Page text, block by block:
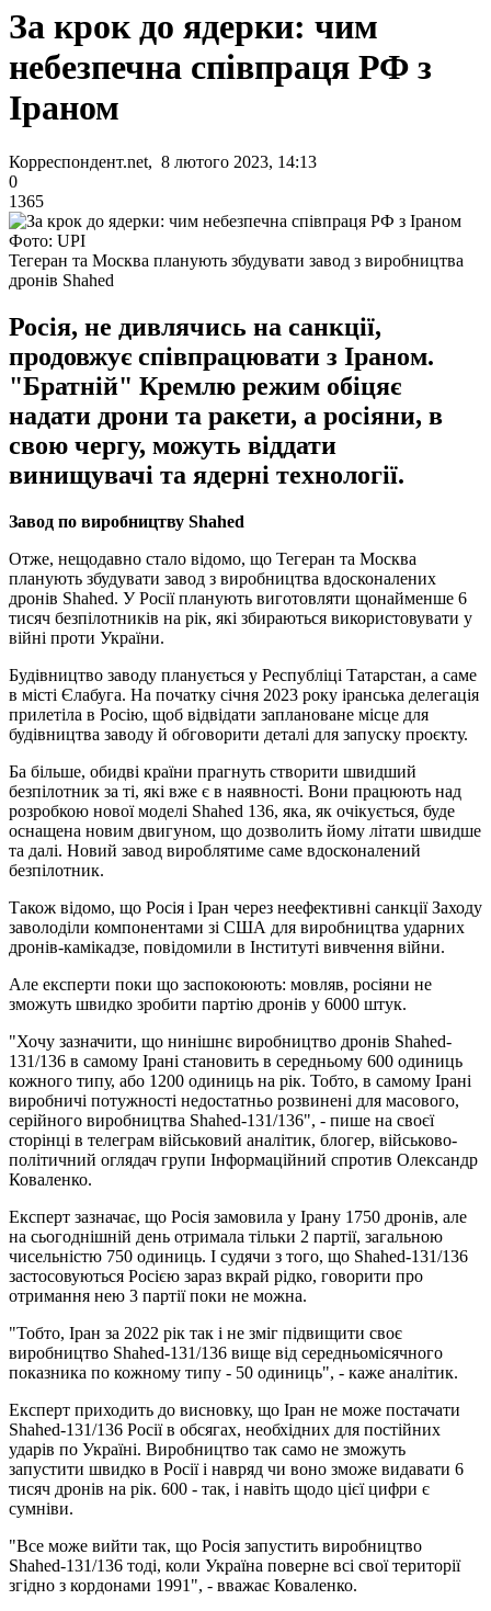
За крок до ядерки: чим
небезпечна співпраця РФ з
Іраном
Корреспондент.net, 8 лютого 2023, 14:13
0
1365
Фото: UPI
Тегеран та Москва планують збудувати завод з виробництва
дронів Shahed
Росія, не дивлячись на санкції,
продовжує співпрацювати з Іраном.
"Братній" Кремлю режим обіцяє
надати дрони та ракети, а росіяни, в
свою чергу, можуть віддати
винищувачі та ядерні технології.
Завод по виробництву Shahed
Отже, нещодавно стало відомо, що Тегеран та Москва
планують збудувати завод з виробництва вдосконалених
дронів Shahed. У Росії планують виготовляти щонайменше 6
тисяч безпілотників на рік, які збираються використовувати у
війні проти України.
Будівництво заводу планується у Республіці Татарстан, а саме
в місті Єлабуга. На початку січня 2023 року іранська делегація
прилетіла в Росію, щоб відвідати заплановане місце для
будівництва заводу й обговорити деталі для запуску проєкту.
Ба більше, обидві країни прагнуть створити швидший
безпілотник за ті, які вже є в наявності. Вони працюють над
розробкою нової моделі Shahed 136, яка, як очікується, буде
оснащена новим двигуном, що дозволить йому літати швидше
та далі. Новий завод вироблятиме саме вдосконалений
безпілотник.
Також відомо, що Росія і Іран через неефективні санкції Заходу
заволоділи компонентами зі США для виробництва ударних
дронів-камікадзе, повідомили в Інституті вивчення війни.
Але експерти поки що заспокоюють: мовляв, росіяни не
зможуть швидко зробити партію дронів у 6000 штук.
"Хочу зазначити, що нинішнє виробництво дронів Shahed-
131/136 в самому Ірані становить в середньому 600 одиниць
кожного типу, або 1200 одиниць на рік. Тобто, в самому Ірані
виробничі потужності недостатньо розвинені для масового,
серійного виробництва Shahed-131/136", - пише на своєї
сторінці в телеграм військовий аналітик, блогер, військово-
політичний оглядач групи Інформаційний спротив Олександр
Коваленко.
Експерт зазначає, що Росія замовила у Ірану 1750 дронів, але
на сьогоднішній день отримала тільки 2 партії, загальною
чисельністю 750 одиниць. І судячи з того, що Shahed-131/136
застосовуються Росією зараз вкрай рідко, говорити про
отримання нею 3 партії поки не можна.
"Тобто, Іран за 2022 рік так і не зміг підвищити своє
виробництво Shahed-131/136 вище від середньомісячного
показника по кожному типу - 50 одиниць", - каже аналітик.
Експерт приходить до висновку, що Іран не може постачати
Shahed-131/136 Росії в обсягах, необхідних для постійних
ударів по Україні. Виробництво так само не зможуть
запустити швидко в Росії і навряд чи воно зможе видавати 6
тисяч дронів на рік. 600 - так, і навіть щодо цієї цифри є
сумніви.
"Все може вийти так, що Росія запустить виробництво
Shahed-131/136 тоді, коли Україна поверне всі свої території
згідно з кордонами 1991", - вважає Коваленко.